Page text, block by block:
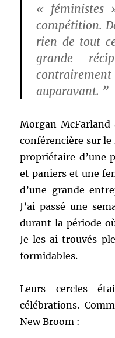
« féministes
compétition.
rien de tout
grande
contrairement
auparavant. ”
Morgan
conférencière sur
propriétaire d’une
et paniers et une
d’une grande
J’ai passé une
durant la période
Je les ai trouvés
formidables.
Leurs cercles
célébrations.
New Broom :